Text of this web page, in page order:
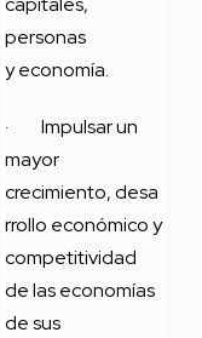
personas
y economía.
· Impulsar un
mayor
crecimiento, desa
rrollo económico y
competitividad
de las economías
de sus